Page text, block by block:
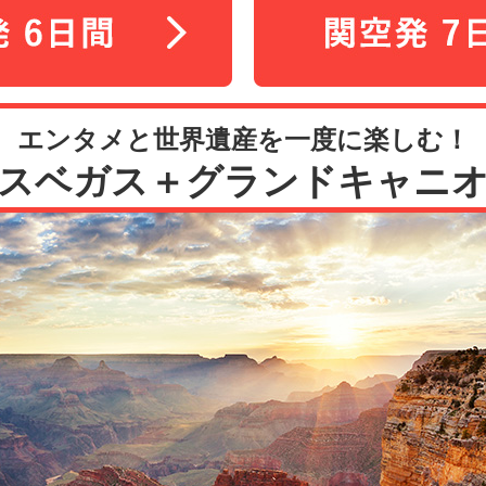
エンタメと世界遺産を一度に楽しむ！
ベガス＋グランドキャニ